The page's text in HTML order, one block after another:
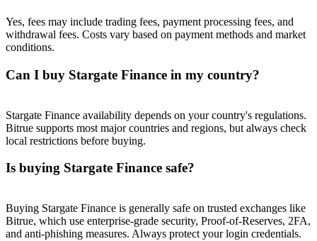
Yes, fees may include trading fees, payment processing fees, and
withdrawal fees. Costs vary based on payment methods and market
conditions.
Can I buy Stargate Finance in my country?
Stargate Finance availability depends on your country's regulations.
Bitrue supports most major countries and regions, but always check
local restrictions before buying.
Is buying Stargate Finance safe?
Buying Stargate Finance is generally safe on trusted exchanges like
Bitrue, which use enterprise-grade security, Proof-of-Reserves, 2FA,
and anti-phishing measures. Always protect your login credentials.